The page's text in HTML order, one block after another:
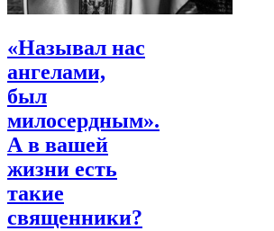
«Называл нас
ангелами,
был
милосердным».
А в вашей
жизни есть
такие
священники?